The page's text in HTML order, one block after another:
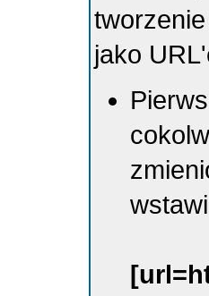
jako